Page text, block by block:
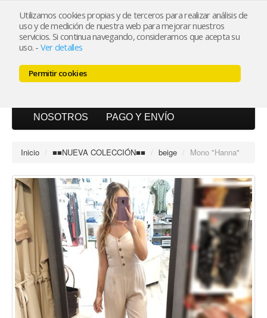
Utilizamos cookies propias y de terceros para realizar análisis de
uso y de medición de nuestra web para mejorar nuestros
servicios. Si continua navegando, consideramos que acepta su
uso. - Ver detalles
Permitir cookies
Mi cuenta
NOSOTROS PAGO Y ENVÍO
Inicio / ■■NUEVA COLECCIÓN■■ / beige / Mono "Hanna"